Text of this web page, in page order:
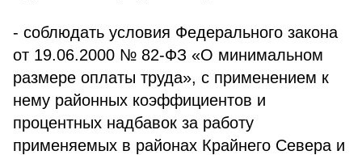
- соблюдать условия Федерального закона
от 19.06.2000 № 82-ФЗ «О минимальном
размере оплаты труда», с применением к
нему районных коэффициентов и
процентных надбавок за работу
применяемых в районах Крайнего Севера и